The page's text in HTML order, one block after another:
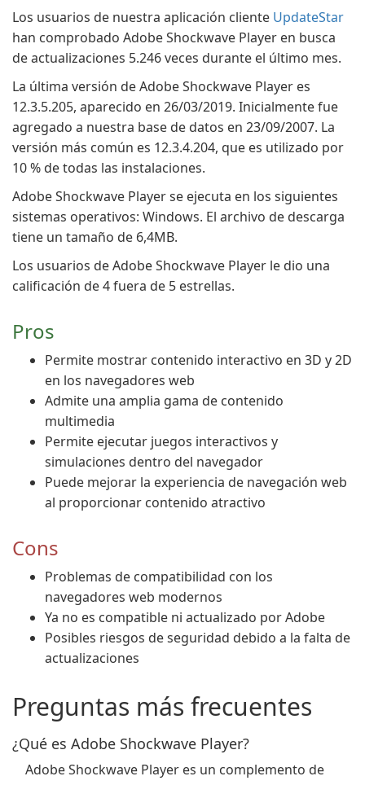
Los usuarios de nuestra aplicación cliente UpdateStar
han comprobado Adobe Shockwave Player en busca
de actualizaciones 5.246 veces durante el último mes.
La última versión de Adobe Shockwave Player es
12.3.5.205, aparecido en 26/03/2019. Inicialmente fue
agregado a nuestra base de datos en 23/09/2007. La
versión más común es 12.3.4.204, que es utilizado por
10 % de todas las instalaciones.
Adobe Shockwave Player se ejecuta en los siguientes
sistemas operativos: Windows. El archivo de descarga
tiene un tamaño de 6,4MB.
Los usuarios de Adobe Shockwave Player le dio una
calificación de 4 fuera de 5 estrellas.
Pros
Permite mostrar contenido interactivo en 3D y 2D
en los navegadores web
Admite una amplia gama de contenido
multimedia
Permite ejecutar juegos interactivos y
simulaciones dentro del navegador
Puede mejorar la experiencia de navegación web
al proporcionar contenido atractivo
Cons
Problemas de compatibilidad con los
navegadores web modernos
Ya no es compatible ni actualizado por Adobe
Posibles riesgos de seguridad debido a la falta de
actualizaciones
Preguntas más frecuentes
¿Qué es Adobe Shockwave Player?
Adobe Shockwave Player es un complemento de